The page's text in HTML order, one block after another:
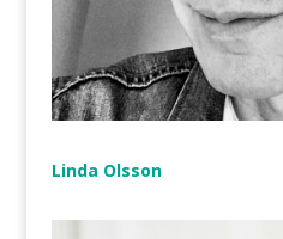
Linda Olsson